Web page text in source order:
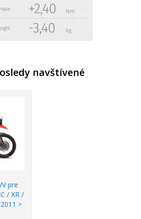
navštívené
pre
/ XR /
>